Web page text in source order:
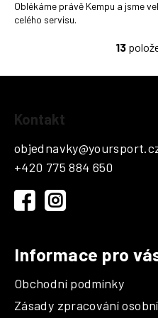
Oblékáme právě Kempu a jsme
celého servisu.
13
Kontakt
objednavky@
+420 775 884 650
Informace pro
Obchodní podmínky
Zásady zpracování